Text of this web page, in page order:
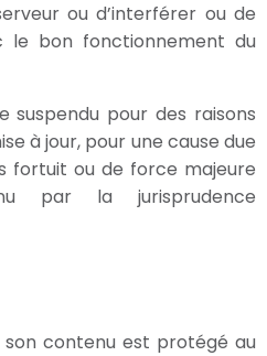
ou d’interférer ou de
le bon fonctionnement du
suspendu pour des raisons
à jour, pour une cause due
fortuit ou de force majeure
par la jurisprudence
son contenu est protégé au